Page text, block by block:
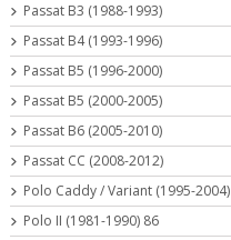
Passat B3 (1988-1993)
Passat B4 (1993-1996)
Passat B5 (1996-2000)
Passat B5 (2000-2005)
Passat B6 (2005-2010)
Passat CC (2008-2012)
Polo Caddy / Variant (1995-2004)
Polo II (1981-1990) 86